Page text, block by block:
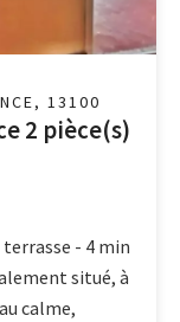
13100
2 pièce(s)
- 4 min
situé, à
calme,